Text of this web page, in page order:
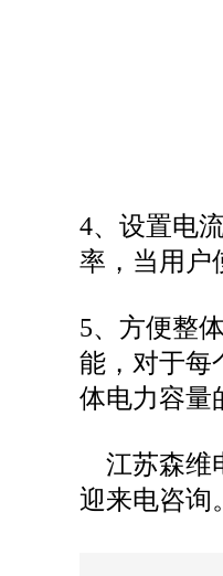
4、设置电
率，当用户
5、方便整
能，对于每
体电力容量
江苏森维
迎来电咨询。